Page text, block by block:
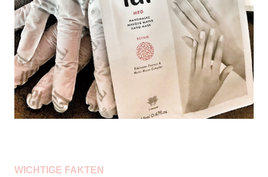
WICHTIGE FAKTEN